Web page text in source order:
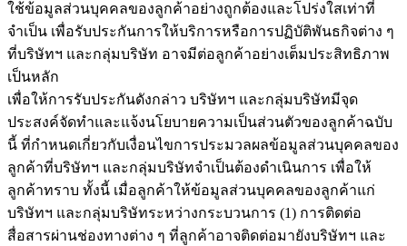
ใช้ข้อมูลส่วนบุคคลของลูกค้าอย่างถูกต้องและโปร่งใสเท่าที่
จำเป็น เพื่อรับประกันการให้บริการหรือการปฏิบัติพันธกิจต่าง ๆ
ที่บริษัทฯ และกลุ่มบริษัท อาจมีต่อลูกค้าอย่างเต็มประสิทธิภาพ
เป็นหลัก
เพื่อให้การรับประกันดังกล่าว บริษัทฯ และกลุ่มบริษัทมีจุด
ประสงค์จัดทำและแจ้งนโยบายความเป็นส่วนตัวของลูกค้าฉบับ
นี้ ที่กำหนดเกี่ยวกับเงื่อนไขการประมวลผลข้อมูลส่วนบุคคลของ
ลูกค้าที่บริษัทฯ และกลุ่มบริษัทจำเป็นต้องดำเนินการ เพื่อให้
ลูกค้าทราบ ทั้งนี้ เมื่อลูกค้าให้ข้อมูลส่วนบุคคลของลูกค้าแก่
บริษัทฯ และกลุ่มบริษัทระหว่างกระบวนการ (1) การติดต่อ
สื่อสารผ่านช่องทางต่าง ๆ ที่ลูกค้าอาจติดต่อมายังบริษัทฯ และ